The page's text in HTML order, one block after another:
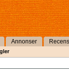
Annonser